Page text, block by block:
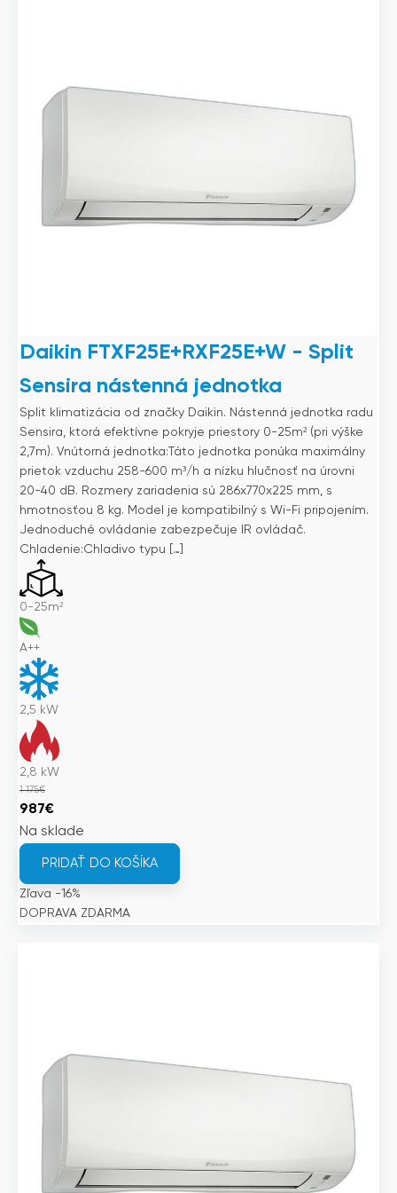
Daikin FTXF25E+RXF25E+W - Split
Sensira nástenná jednotka
Split klimatizácia od značky Daikin. Nástenná jednotka radu
Sensira, ktorá efektívne pokryje priestory 0-25m² (pri výške
2,7m). Vnútorná jednotka:Táto jednotka ponúka maximálny
prietok vzduchu 258-600 m³/h a nízku hlučnosť na úrovni
20-40 dB. Rozmery zariadenia sú 286x770x225 mm, s
hmotnosťou 8 kg. Model je kompatibilný s Wi-Fi pripojením.
Jednoduché ovládanie zabezpečuje IR ovládač.
Chladenie:Chladivo typu […]
0-25m²
A++
2,5 kW
2,8 kW
1 175€
Pôvodná
cena
bola:
1
175€.
987€Aktuálna
cena
Na sklade
PRIDAŤ DO KOŠÍKA
Zľava -16%
DOPRAVA ZDARMA